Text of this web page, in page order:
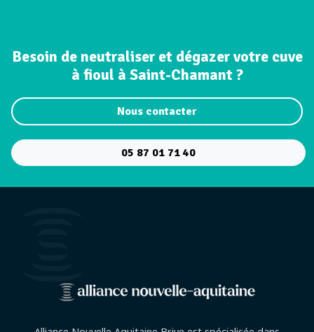
Besoin de neutraliser et dégazer votre cuve
à fioul à Saint-Chamant ?
Nous contacter
05 87 01 71 40